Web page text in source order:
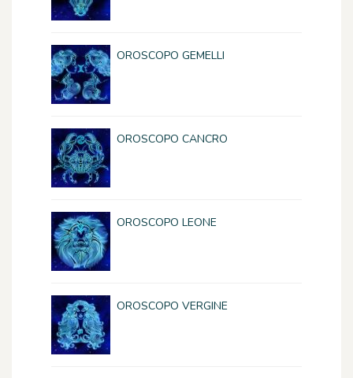
OROSCOPO GEMELLI
OROSCOPO CANCRO
OROSCOPO LEONE
OROSCOPO VERGINE